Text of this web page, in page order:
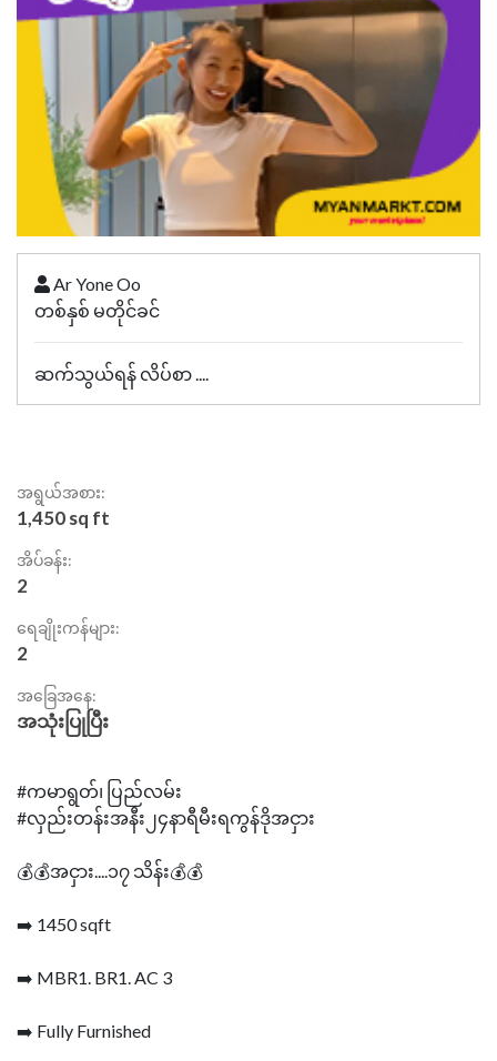
Ar Yone Oo
တစ်နှစ် မတိုင်ခင်
ဆက်သွယ်ရန် လိပ်စာ ....
အရွယ်အစား:
1,450 sq ft
အိပ်ခန်း:
2
ရေချိုးကန်များ:
2
အခြေအနေ:
အသုံးပြုပြီး
#ကမာရွတ်၊ ပြည်လမ်း
#လှည်းတန်းအနီး၂၄နာရီမီးရကွန်ဒိုအငှား
💰💰အငှား....၁၇ သိန်း💰💰
➡️ 1450 sqft
➡️ MBR1. BR1. AC 3
➡️ Fully Furnished